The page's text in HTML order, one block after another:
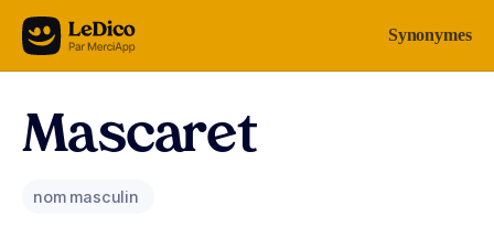
Aller au contenu Synonymes
Mascaret
nom masculin